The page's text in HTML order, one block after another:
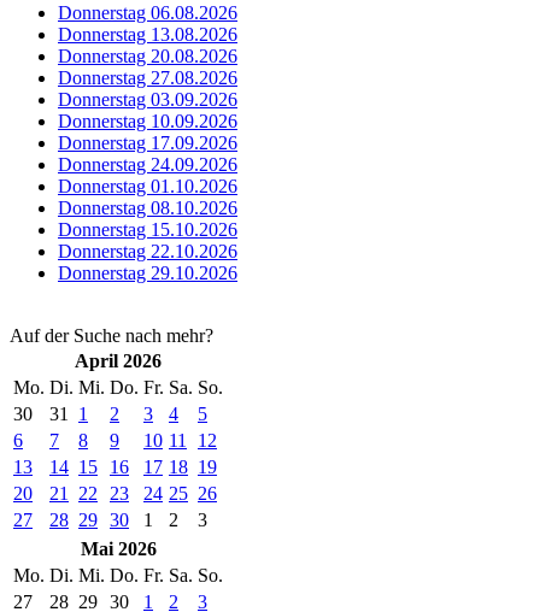
Donnerstag 06.08.2026
Donnerstag 13.08.2026
Donnerstag 20.08.2026
Donnerstag 27.08.2026
Donnerstag 03.09.2026
Donnerstag 10.09.2026
Donnerstag 17.09.2026
Donnerstag 24.09.2026
Donnerstag 01.10.2026
Donnerstag 08.10.2026
Donnerstag 15.10.2026
Donnerstag 22.10.2026
Donnerstag 29.10.2026
Auf der Suche nach mehr?
April 2026
Mo. Di. Mi. Do. Fr. Sa. So.
30
31 1 2 3 4
5
6
7 8 9 10 11
12
13
14 15 16 17 18 19
20
21 22 23 24 25 26
27
28 29 30 1 2
3
Mai 2026
Mo. Di. Mi. Do. Fr. Sa. So.
27
28 29 30 1 2
3